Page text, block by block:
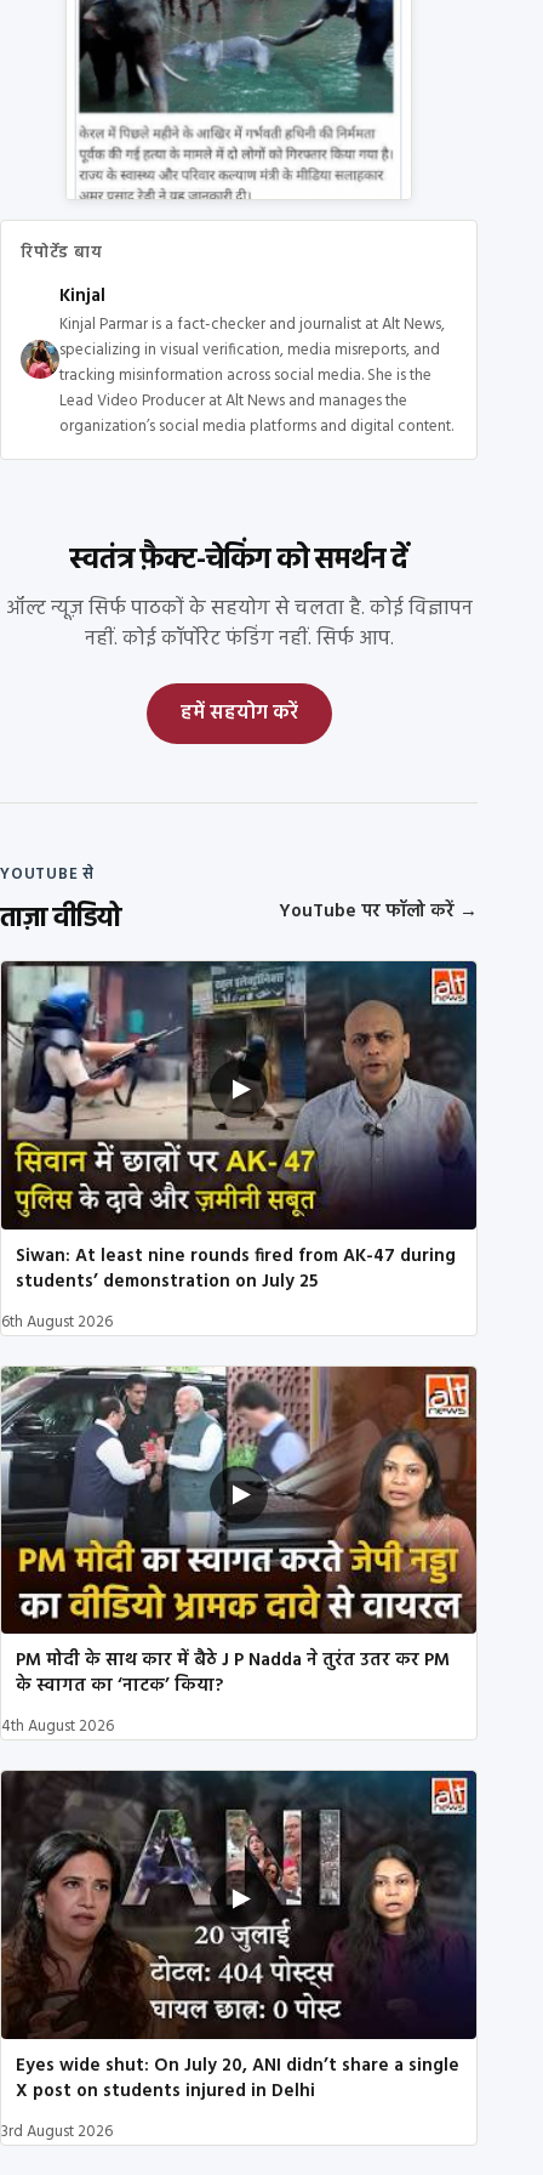
रिपोर्टेड बाय
Kinjal
Kinjal Parmar is a fact-checker and journalist at Alt News,
specializing in visual verification, media misreports, and
tracking misinformation across social media. She is the
Lead Video Producer at Alt News and manages the
organization’s social media platforms and digital content.
स्वतंत्र फ़ैक्ट-चेकिंग को समर्थन दें
ऑल्ट न्यूज़ सिर्फ पाठकों के सहयोग से चलता है. कोई विज्ञापन
नहीं. कोई कॉर्पोरेट फंडिंग नहीं. सिर्फ आप.
हमें सहयोग करें
YOUTUBE से
ताज़ा वीडियो YouTube पर फॉलो करें →
Siwan: At least nine rounds fired from AK-47 during
students’ demonstration on July 25
6th August 2026
PM मोदी के साथ कार में बैठे J P Nadda ने तुरंत उतर कर PM
के स्वागत का ‘नाटक’ किया?
4th August 2026
Eyes wide shut: On July 20, ANI didn’t share a single
X post on students injured in Delhi
3rd August 2026